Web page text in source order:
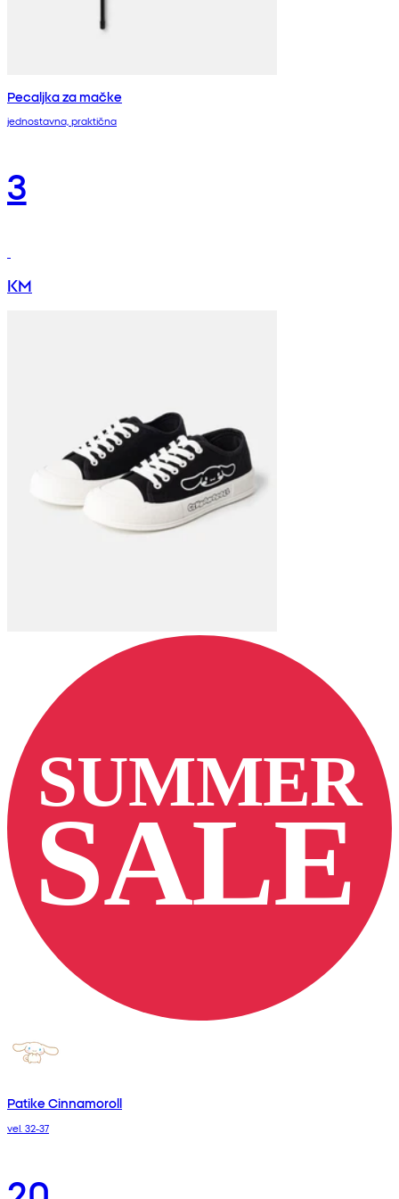
Pecaljka za mačke
jednostavna, praktična
3
KM
Patike Cinnamoroll
vel. 32-37